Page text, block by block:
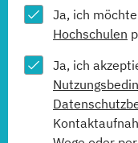
Ja, ich
Hochschulen
Ja, ich